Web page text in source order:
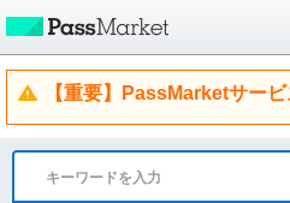
【重要】PassMarketサー